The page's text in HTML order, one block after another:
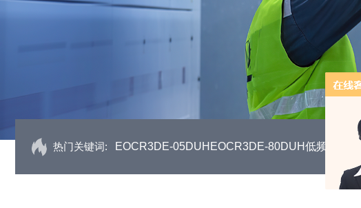
热门关键词: EOCR3DE-05DUHEOCR3DE-80DUH低频功能电